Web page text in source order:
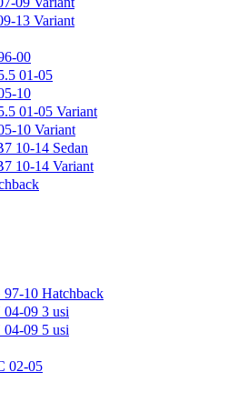
13 Variant
00
01-05
10
01-05 Variant
10 Variant
10-14 Sedan
10-14 Variant
97-10 Hatchback
04-09 3 usi
04-09 5 usi
02-05